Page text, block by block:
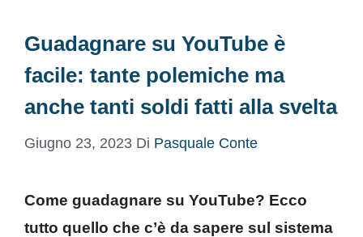
Guadagnare su YouTube è
facile: tante polemiche ma
anche tanti soldi fatti alla svelta
Giugno 23, 2023 Di Pasquale Conte
Come guadagnare su YouTube? Ecco
tutto quello che c’è da sapere sul sistema